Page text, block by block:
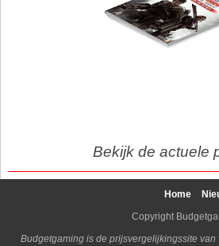
Bekijk de actuele
Home
Copyright
Budgetgaming is de prijsvergelijkingssite